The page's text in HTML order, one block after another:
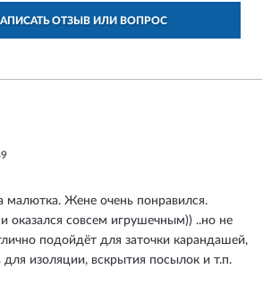
ОТЗЫВ ИЛИ ВОПРОС
малютка. Жене очень понравился.
оказался совсем игрушечным)) ..но не
подойдёт для заточки карандашей,
для изоляции, вскрытия посылок и т.п.